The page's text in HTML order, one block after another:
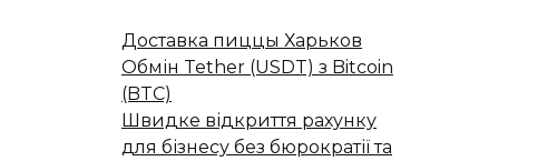
Доставка пиццы Харьков
Обмін Tether (USDT) з Bitcoin
(BTC)
Швидке відкриття рахунку
для бізнесу без бюрократії та